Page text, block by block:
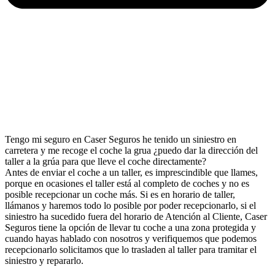
Tengo mi seguro en Caser Seguros he tenido un siniestro en
carretera y me recoge el coche la grua ¿puedo dar la dirección del
taller a la grúa para que lleve el coche directamente?
Antes de enviar el coche a un taller, es imprescindible que llames,
porque en ocasiones el taller está al completo de coches y no es
posible recepcionar un coche más. Si es en horario de taller,
llámanos y haremos todo lo posible por poder recepcionarlo, si el
siniestro ha sucedido fuera del horario de Atención al Cliente, Caser
Seguros tiene la opción de llevar tu coche a una zona protegida y
cuando hayas hablado con nosotros y verifiquemos que podemos
recepcionarlo solicitamos que lo trasladen al taller para tramitar el
siniestro y repararlo.